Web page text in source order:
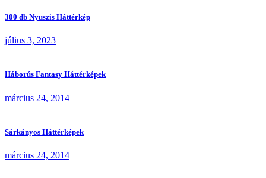
300 db Nyuszis Háttérkép
július 3, 2023
Háborús Fantasy Háttérképek
március 24, 2014
Sárkányos Háttérképek
március 24, 2014